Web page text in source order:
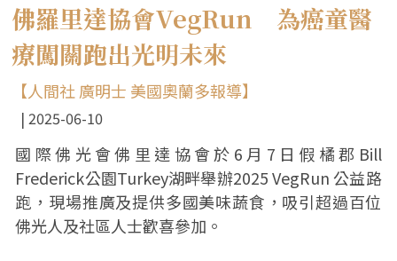
佛羅里達協會VegRun 為癌童醫
療闖關跑出光明未來
【人間社 廣明士 美國奧蘭多報導】
2025-06-10
國際佛光會佛里達協會於6月7日假橘郡Bill
Frederick公園Turkey湖畔舉辦2025 VegRun 公益路
跑，現場推廣及提供多國美味蔬食，吸引超過百位
佛光人及社區人士歡喜參加。